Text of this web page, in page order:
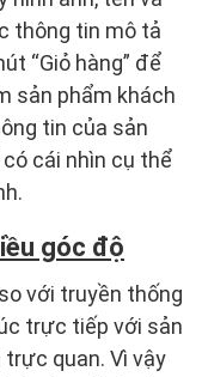
thông tin mô tả
“Giỏ hàng” để
sản phẩm khách
tin của sản
cái nhìn cụ thể
góc độ
so với truyền thống
trực tiếp với sản
quan. Vì vậy